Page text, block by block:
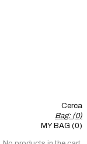
Cerca
Bag: (0)
MY BAG (0)